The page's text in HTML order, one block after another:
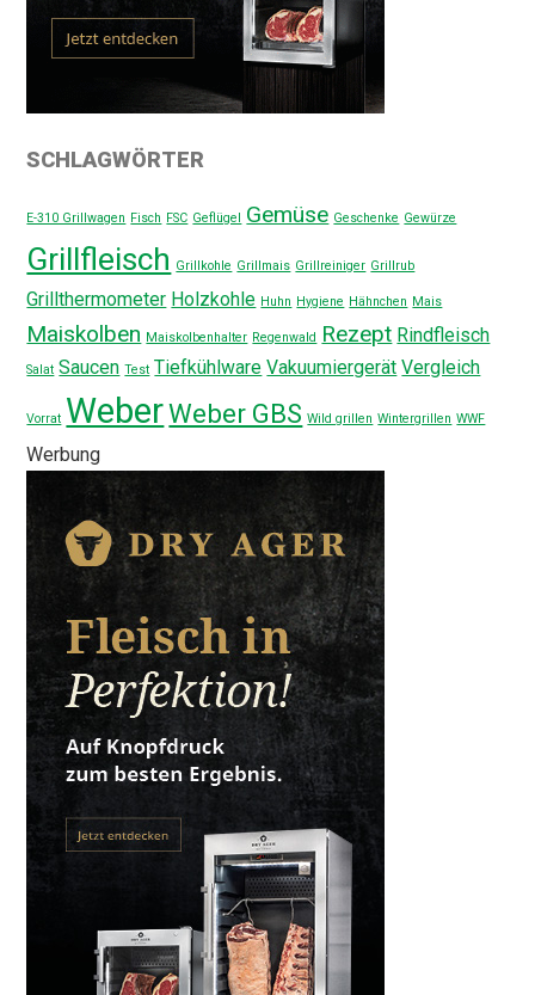
SCHLAGWÖRTER
E-310 Grillwagen Fisch FSC Geflügel Gemüse Geschenke Gewürze
Grillfleisch Grillkohle Grillmais Grillreiniger Grillrub
Grillthermometer Holzkohle Huhn Hygiene Hähnchen Mais
Maiskolben Maiskolbenhalter Regenwald Rezept Rindfleisch
Salat Saucen Test Tiefkühlware Vakuumiergerät Vergleich
Vorrat WeberWeber GBS Wild grillen Wintergrillen WWF
Werbung